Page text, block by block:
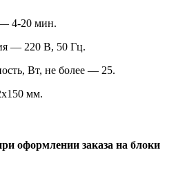
4-20 мин.
— 220 В, 50 Гц.
Вт, не более — 25.
мм.
оформлении заказа на блоки